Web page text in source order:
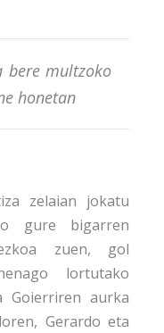
bere multzoko
honetan
zelaian jokatu
gure bigarren
zuen, gol
lortutako
Goierriren aurka
Gerardo eta